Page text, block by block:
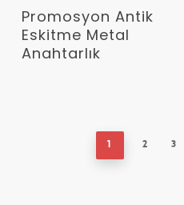
Devamını Oku
Promosyon Antik
Eskitme Metal
Anahtarlık
1 2 3